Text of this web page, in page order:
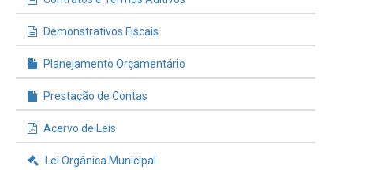
INFORMAÇÕES ÚTEIS
Processos de Licitação
Contratos e Termos Aditivos
Demonstrativos Fiscais